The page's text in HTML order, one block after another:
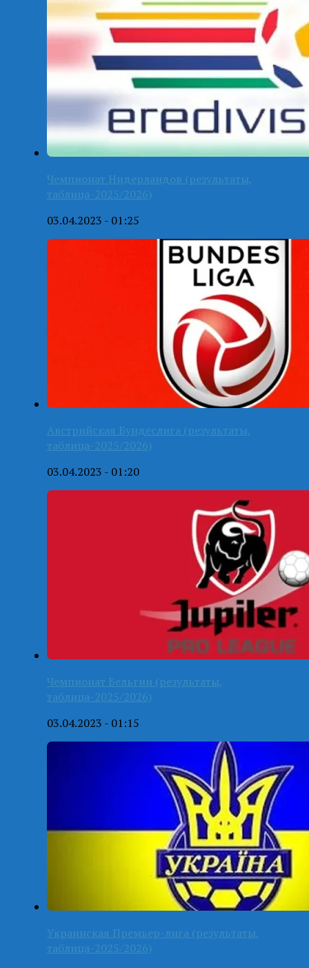
Чемпионат Нидерландов (результаты,
таблица-2025/2026)
03.04.2023 - 01:25
Австрийская Бундеслига (результаты,
таблица-2025/2026)
03.04.2023 - 01:20
Чемпионат Бельгии (результаты,
таблица-2025/2026)
03.04.2023 - 01:15
Украинская Премьер-лига (результаты,
таблица-2025/2026)